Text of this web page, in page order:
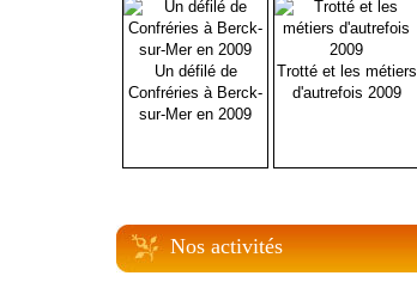
Un défilé de
Confréries à Berck-
sur-Mer en 2009
Trotté et les métiers
d'autrefois 2009
Nos activités